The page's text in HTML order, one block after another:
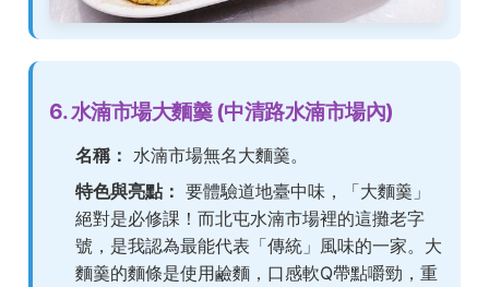
6. 水湳市場大麵羹 (中清路水湳市場內)
名稱： 水湳市場無名大麵羹。
特色與亮點： 要體驗道地臺中味，「大麵羹」
絕對是必修課！而北屯水湳市場裡的這攤老字
號，是我認為最能代表「傳統」風味的一家。大
麵羹的麵條是使用鹼麵，口感軟Q帶點嚼勁，重